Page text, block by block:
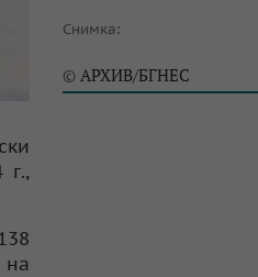
Снимка:
© АРХИВ/БГНЕС
г.,
на